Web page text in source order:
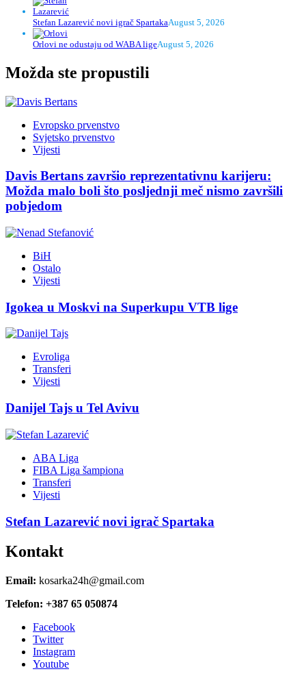
Stefan Lazarević novi igrač SpartakaAugust 5, 2026
Orlovi ne odustaju od WABA ligeAugust 5, 2026
Možda ste propustili
Evropsko prvenstvo
Svjetsko prvenstvo
Vijesti
Davis Bertans završio reprezentativnu karijeru:
Možda malo boli što posljednji meč nismo završili
pobjedom
BiH
Ostalo
Vijesti
Igokea u Moskvi na Superkupu VTB lige
Evroliga
Transferi
Vijesti
Danijel Tajs u Tel Avivu
ABA Liga
FIBA Liga šampiona
Transferi
Vijesti
Stefan Lazarević novi igrač Spartaka
Kontakt
Email: kosarka24h@gmail.com
Telefon: +387 65 050874
Facebook
Twitter
Instagram
Youtube